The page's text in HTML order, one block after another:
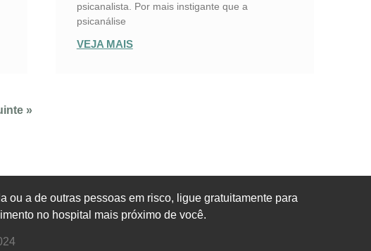
psicanalista. Por mais instigante que a
psicanálise
VEJA MAIS
»
a de outras pessoas em risco, ligue gratuitamente para
no hospital mais próximo de você.